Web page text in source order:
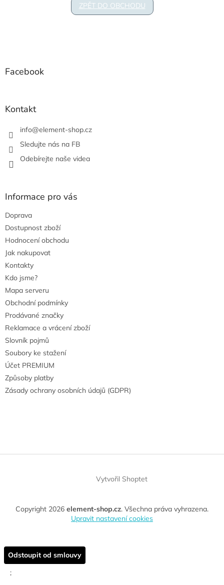
ZPĚT DO OBCHODU
Facebook
Kontakt
info@element-shop.cz
Sledujte nás na FB
Odebírejte naše videa
Informace pro vás
Doprava
Dostupnost zboží
Hodnocení obchodu
Jak nakupovat
Kontakty
Kdo jsme?
Mapa serveru
Obchodní podmínky
Prodávané značky
Reklamace a vrácení zboží
Slovník pojmů
Soubory ke stažení
Účet PREMIUM
Způsoby platby
Zásady ochrany osobních údajů (GDPR)
Vytvořil Shoptet
Copyright 2026 element-shop.cz. Všechna práva vyhrazena.
Upravit nastavení cookies
Odstoupit od smlouvy
;